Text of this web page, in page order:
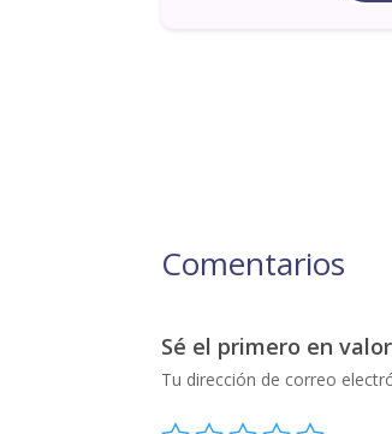
Comentarios
Sé el primero en
Tu dirección de correo